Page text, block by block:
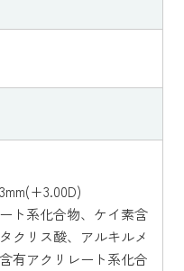
ト系化合物、ケイ素含
クリス酸、アルキルメ
有アクリレート系化合